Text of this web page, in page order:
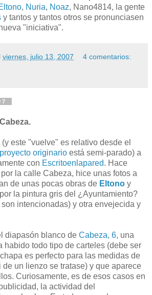
, Nuria, Noaz, Nano4814, la gente
y tantos y tantos otros se pronunciasen
"iniciativa".
viernes, julio 13, 2007 4 comentarios:
este "vuelve" es relativo desde el
originario está semi-parado) a
con Escritoenlapared. Hace
la calle Cabeza, hice unas fotos a
de unas pocas obras de Eltono y
la pintura gris del ¿Ayuntamiento?
intencionadas) y otra envejecida y
diapasón blanco de Cabeza, 6, una
habido todo tipo de carteles (debe ser
es perfecto para las medidas de
de un lienzo se tratase) y que aparece
Curiosamente, es de esos casos en
la actividad del